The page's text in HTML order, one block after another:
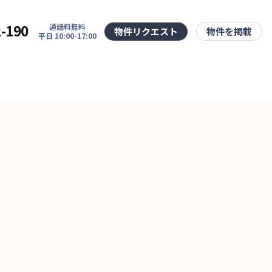
190
通話料無料
平日 10:00-17:00
物件リクエスト 物件を掲載